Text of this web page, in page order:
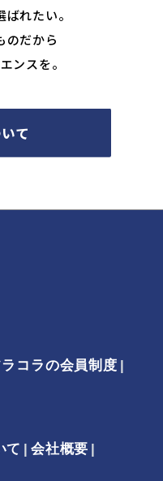
れたい。
のだから
ンスを。
て
ラコラの会員制度
て 会社概要